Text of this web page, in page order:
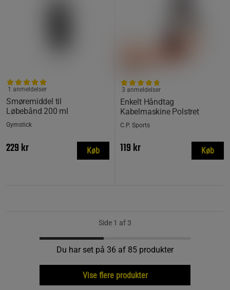
Smøremiddel til
Løbebånd 200 ml
1 anmeldelser
Gymstick
229 kr Køb
Enkelt Håndtag
Kabelmaskine Polstret
3 anmeldelser
C.P. Sports
119 kr Køb
Side 1 af 3
Du har set på 36 af 85 produkter
Vise flere produkter